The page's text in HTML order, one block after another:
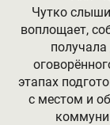
Чутко
воплощает,
этапах
с местом и